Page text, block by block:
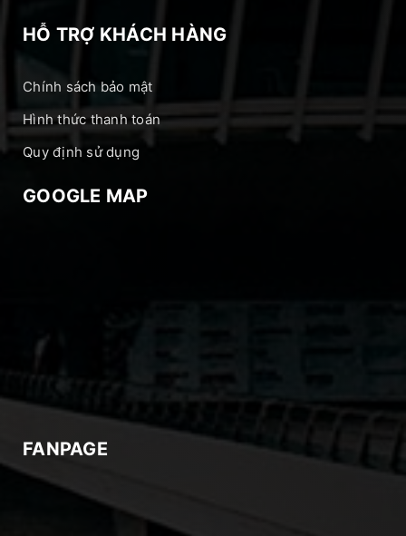
HỖ TRỢ KHÁCH HÀNG
Chính sách bảo mật
Hình thức thanh toán
Quy định sử dụng
GOOGLE MAP
FANPAGE